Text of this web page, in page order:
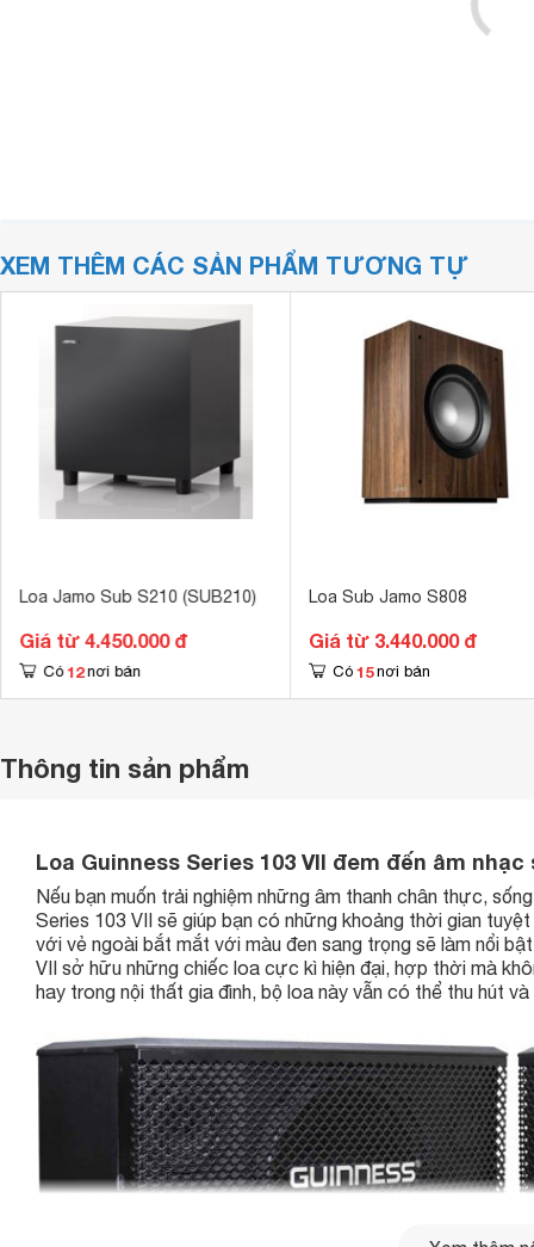
XEM THÊM CÁC SẢN PHẨM TƯƠNG TỰ
Loa Jamo Sub S210 (SUB210)
Giá từ 4.450.000 đ
Có 12 nơi bán
Loa Sub Jamo S808
Giá từ 3.440.000 đ
Có 15 nơi bán
Thông tin sản phẩm
Loa Guinness Series 103 VII đem đến âm
Nếu bạn muốn trải nghiệm những âm thanh chân thực,
Series 103 VII sẽ giúp bạn có những khoảng thời gian
với vẻ ngoài bắt mắt với màu đen sang trọng sẽ làm nổi
VII sở hữu những chiếc loa cực kì hiện đại, hợp thời mà
hay trong nội thất gia đình, bộ loa này vẫn có thể thu hút